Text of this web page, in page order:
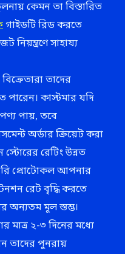
কেমন তা বিস্তারিত
গাইডটি রিড করতে
নিয়ন্ত্রণে সাহায্য
তাদের
পারেন। কাস্টমার যদি
পায়, তবে
অর্ডার ক্রিয়েট করা
রেটিং উন্নত
প্রোটোকল আপনার
রেট বৃদ্ধি করতে
অন্যতম মূল স্তম্ভ।
মাত্র ২-৩ দিনের মধ্যে
তাদের পুনরায়